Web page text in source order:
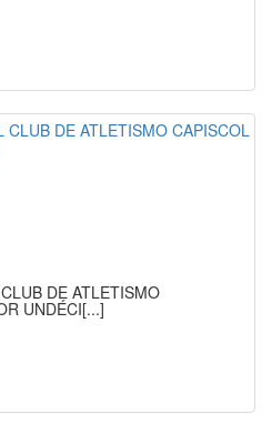
DE ATLETISMO
UNDÉCI[...]